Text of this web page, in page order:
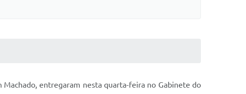
entregaram nesta quarta-feira no Gabinete do